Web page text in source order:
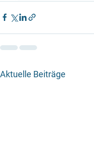
Aktuelle Beiträge